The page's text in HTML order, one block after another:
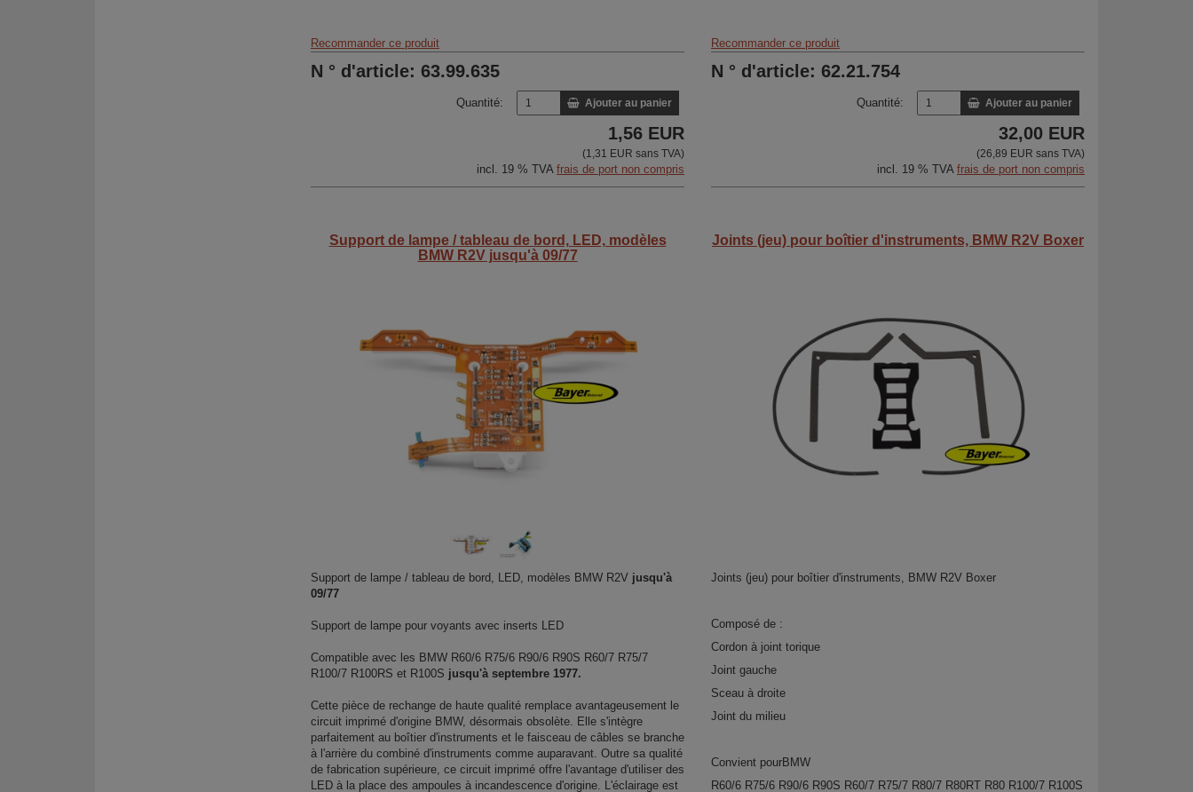
Recommander ce produit
N ° d'article: 63.99.635
Quantité: Ajouter au panier
1,56 EUR
(1,31 EUR sans TVA)
incl. 19 % TVA frais de port non compris
Recommander ce produit
N ° d'article: 62.21.754
Quantité: Ajouter au panier
32,00 EUR
(26,89 EUR sans TVA)
incl. 19 % TVA frais de port non compris
Support de lampe / tableau de bord, LED, modèles
BMW R2V jusqu'à 09/77
Support de lampe / tableau de bord, LED, modèles BMW R2V jusqu'à
09/77
Support de lampe pour voyants avec inserts LED
Compatible avec les BMW R60/6 R75/6 R90/6 R90S R60/7 R75/7
R100/7 R100RS et R100S jusqu'à septembre 1977.
Cette pièce de rechange de haute qualité remplace avantageusement le
circuit imprimé d'origine BMW, désormais obsolète. Elle s'intègre
parfaitement au boîtier d'instruments et le faisceau de câbles se branche
à l'arrière du combiné d'instruments comme auparavant. Outre sa qualité
de fabrication supérieure, ce circuit imprimé offre l'avantage d'utiliser des
LED à la place des ampoules à incandescence d'origine. L'éclairage est
Joints (jeu) pour boîtier d'instruments, BMW R2V Boxer
Joints (jeu) pour boîtier d'instruments, BMW R2V Boxer
Composé de :
Cordon à joint torique
Joint gauche
Sceau à droite
Joint du milieu
Convient pourBMW
R60/6 R75/6 R90/6 R90S R60/7 R75/7 R80/7 R80RT R80 R100/7 R100S